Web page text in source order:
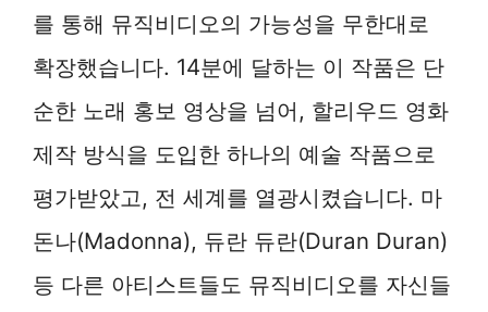
를 통해 뮤직비디오의 가능성을 무한대로
확장했습니다. 14분에 달하는 이 작품은 단
순한 노래 홍보 영상을 넘어, 할리우드 영화
제작 방식을 도입한 하나의 예술 작품으로
평가받았고, 전 세계를 열광시켰습니다. 마
돈나(Madonna), 듀란 듀란(Duran Duran)
등 다른 아티스트들도 뮤직비디오를 자신들